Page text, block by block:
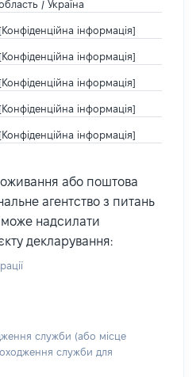
/ Україна
[Конфіденційна інформація]
[Конфіденційна інформація]
[Конфіденційна інформація]
[Конфіденційна інформація]
[Конфіденційна інформація]
або поштова
агентство з питань
може надсилати
декларування:
служби (або місце
служби для